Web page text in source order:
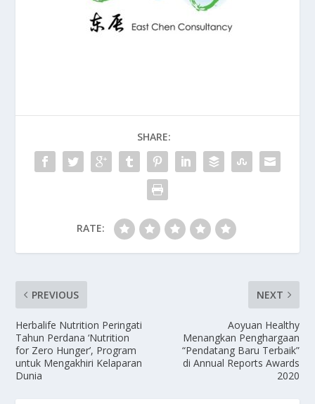
SHARE:
RATE:
PREVIOUS
Herbalife Nutrition Peringati
Tahun Perdana ‘Nutrition
for Zero Hunger’, Program
untuk Mengakhiri Kelaparan
Dunia
NEXT
Aoyuan Healthy
Menangkan Penghargaan
“Pendatang Baru Terbaik”
di Annual Reports Awards
2020